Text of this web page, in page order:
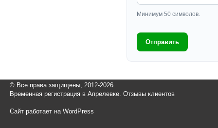
Минимум 50 символов.
Отправить
© Все права защищены, 2012-2026
Временная регистрация в Апрелевке. Отзывы клиентов
Сайт работает на WordPress